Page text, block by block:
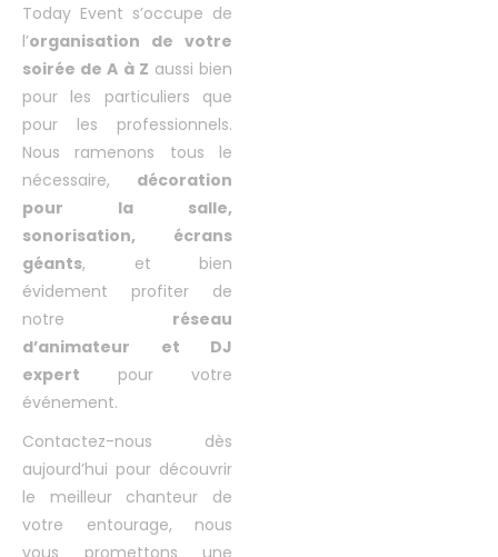
Today Event s’occupe de
l’organisation de votre
soirée de A à Z aussi bien
pour les particuliers que
pour les professionnels.
Nous ramenons tous le
nécessaire, décoration
pour la salle,
sonorisation, écrans
géants, et bien
évidement profiter de
notre réseau
d’animateur et DJ
expert pour votre
événement.
Contactez-nous dès
aujourd’hui pour découvrir
le meilleur chanteur de
votre entourage, nous
vous promettons une